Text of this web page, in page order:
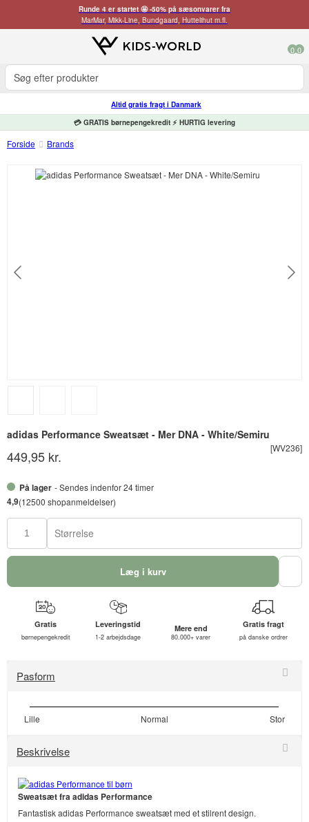
Runde 4 er startet 🤩 -50% på sæsonvarer fra
MarMar, Mikk-Line, Bundgaard, Huttelihut m.fl.
0 0
Altid gratis fragt i Danmark
💳 GRATIS børnepengekredit ⚡ HURTIG levering
Forside Brands
adidas Performance Sweatsæt - Mer DNA - White/Semiru
[WV236]
449,95 kr.
På lager - Sendes indenfor 24 timer
4,9(12500 shopanmeldelser)
Størrelse
Læg i kurv
Gratis
børnepengekredit
Leveringstid
1-2 arbejdsdage
Mere end
80.000+ varer
Gratis fragt
på danske ordrer
Pasform
Lille Normal Stor
Beskrivelse
Sweatsæt fra adidas Performance
Fantastisk adidas Performance sweatsæt med et stilrent design.